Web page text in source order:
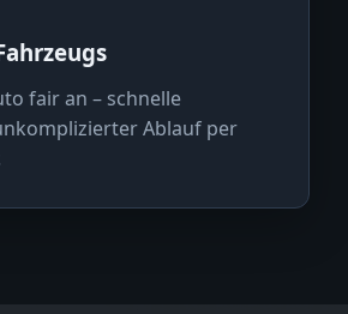
fair an – schnelle
Ablauf per